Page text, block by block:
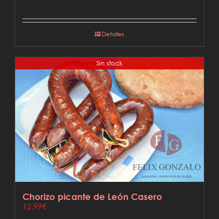
Detalles
Sin stock
Chorizo picante de León Casero
12,99€